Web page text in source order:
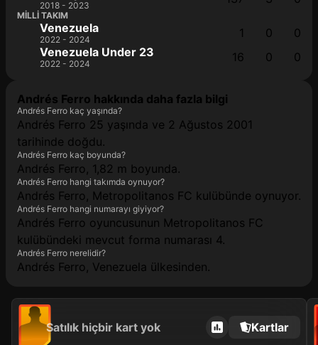
2018 - 2023
MILLI TAKIM
Venezuela
2022 - 2024 1 0
0
Venezuela Under 23
2022 - 2024 16 0 0
Andrés Ferro hakkında daha fazla bilgi
Andrés Ferro kaç yaşında?
Andrés Ferro 25 yaşında ve 2 Ağustos 2001
tarihinde doğdu.
Andrés Ferro kaç boyunda?
Andrés Ferro, 1,82 m boyunda.
Andrés Ferro hangi takımda oynuyor?
Andrés Ferro, Metropolitanos FC kulübünde oynuyor.
Andrés Ferro hangi numarayı giyiyor?
Andrés Ferro oyuncusunun Metropolitanos FC
kulübündeki mevcut forma numarası 4.
Andrés Ferro nerelidir?
Andrés Ferro, Venezuela ülkesinden.
Satılık hiçbir kart yok Kartlar